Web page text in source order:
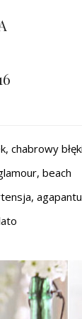
chabrowy
beach